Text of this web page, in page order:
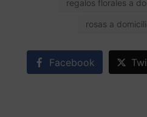
regalos florales a
rosas a
Facebook